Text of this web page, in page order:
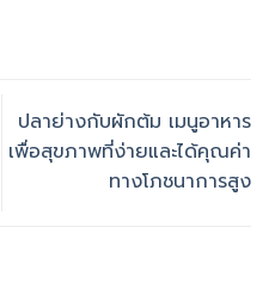
ปลาย่างกับผักต้ม เมนูอาหาร
เพื่อสุขภาพที่ง่ายและได้คุณค่า
ทางโภชนาการสูง